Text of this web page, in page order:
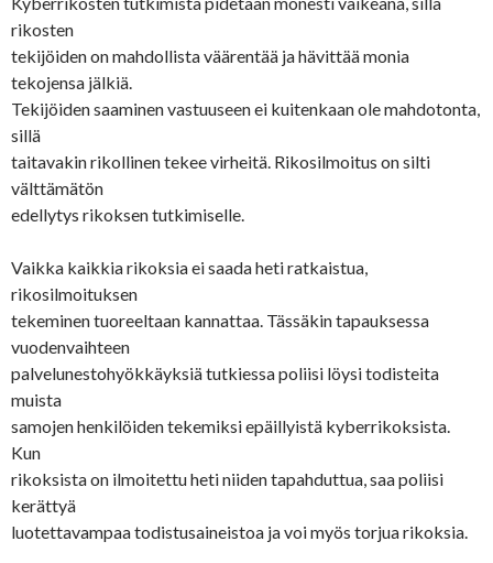
rikosten
tekijöiden on mahdollista väärentää ja hävittää monia
tekojensa jälkiä.
Tekijöiden saaminen vastuuseen ei kuitenkaan ole mahdotonta,
sillä
taitavakin rikollinen tekee virheitä. Rikosilmoitus on silti
välttämätön
edellytys rikoksen tutkimiselle.
Vaikka kaikkia rikoksia ei saada heti ratkaistua,
rikosilmoituksen
tekeminen tuoreeltaan kannattaa. Tässäkin tapauksessa
vuodenvaihteen
palvelunestohyökkäyksiä tutkiessa poliisi löysi todisteita
muista
samojen henkilöiden tekemiksi epäillyistä kyberrikoksista.
Kun
rikoksista on ilmoitettu heti niiden tapahduttua, saa poliisi
kerättyä
luotettavampaa todistusaineistoa ja voi myös torjua rikoksia.